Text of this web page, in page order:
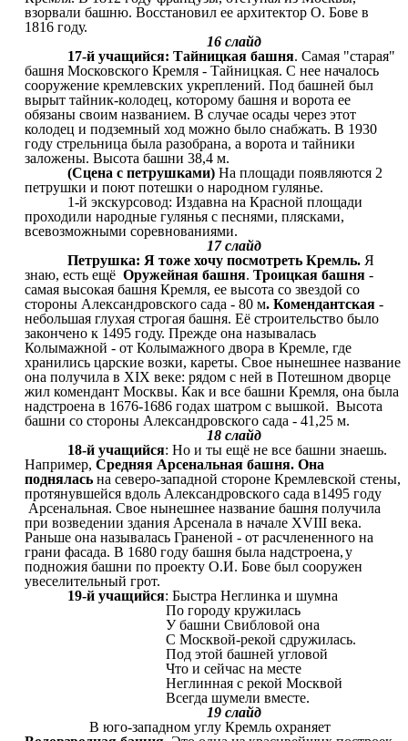
взорвали башню. Восстановил ее архитектор О. Бове в
1816 году.
16 слайд
17-й учащийся: Тайницкая башня. Самая "старая"
башня Московского Кремля - Тайницкая. С нее началось
сооружение кремлевских укреплений. Под башней был
вырыт тайник-колодец, которому башня и ворота ее
обязаны своим названием. В случае осады через этот
колодец и подземный ход можно было снабжать. В 1930
году стрельница была разобрана, а ворота и тайники
заложены. Высота башни 38,4 м.
(Сцена с петрушками) На площади появляются 2
петрушки и поют потешки о народном гулянье.
1-й экскурсовод: Издавна на Красной площади
проходили народные гулянья с песнями, плясками,
всевозможными соревнованиями.
17 слайд
Петрушка: Я тоже хочу посмотреть Кремль. Я
знаю, есть ещё Оружейная башня. Троицкая башня-
самая высокая башня Кремля, ее высота со звездой со
стороны Александровского сада - 80 м. Комендантская -
небольшая глухая строгая башня. Её строительство было
закончено к 1495 году. Прежде она называлась
Колымажной - от Колымажного двора в Кремле, где
хранились царские возки, кареты. Свое нынешнее название
она получила в XIX веке: рядом с ней в Потешном дворце
жил комендант Москвы. Как и все башни Кремля, она была
надстроена в 1676-1686 годах шатром с вышкой. Высота
башни со стороны Александровского сада - 41,25 м.
18 слайд
18-й учащийся: Но и ты ещё не все башни знаешь.
Например, Средняя Арсенальная башня. Она
подняласьна северо-западной стороне Кремлевской стены,
протянувшейся вдоль Александровского сада в1495 году
Арсенальная. Свое нынешнее название башня получила
при возведении здания Арсенала в начале XVIII века.
Раньше она называлась Граненой - от расчлененного на
грани фасада. В 1680 году башня была надстроена,у
подножия башни по проекту О.И. Бове был сооружен
увеселительный грот.
19-й учащийся: Быстра Неглинка и шумна
По городу кружилась
У башни Свибловой она
С Москвой-рекой сдружилась.
Под этой башней угловой
Что и сейчас на месте
Неглинная с рекой Москвой
Всегда шумели вместе.
19 слайд
В юго-западном углу Кремль охраняет